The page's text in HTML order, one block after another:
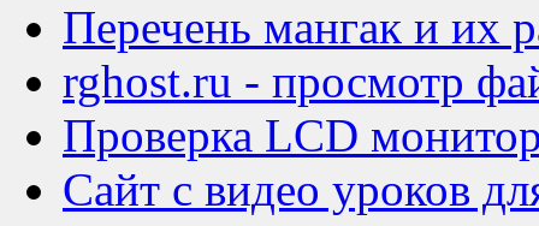
Перечень мангак и их
rghost.ru - просмотр
Проверка LCD
Сайт с видео уроков